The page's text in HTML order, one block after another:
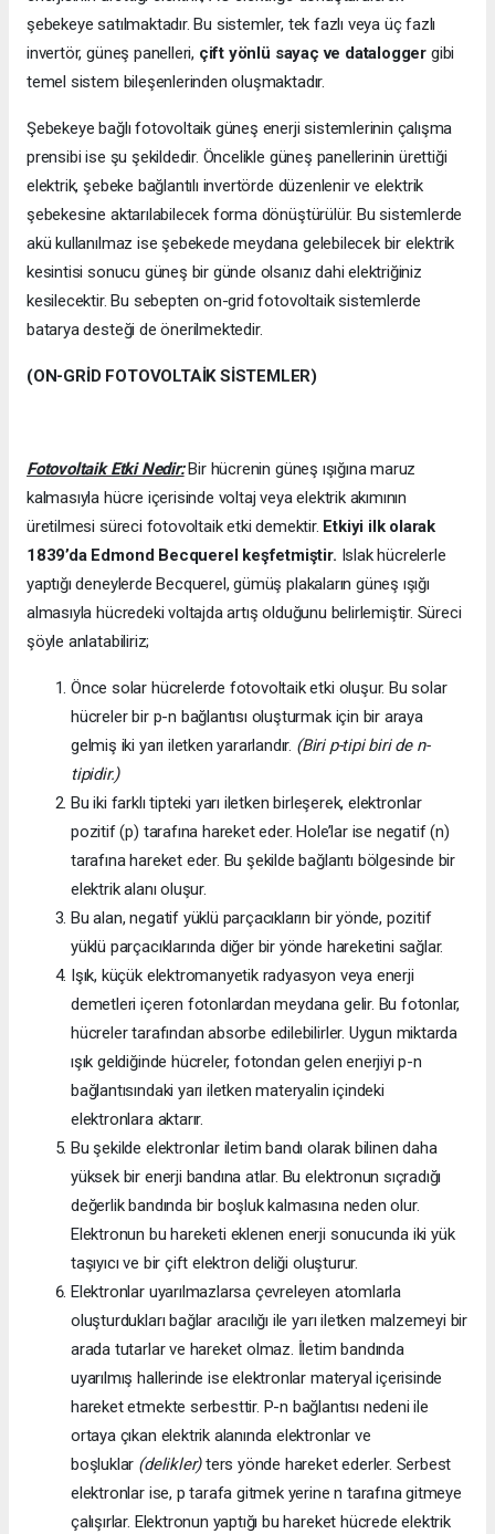
şebekeye satılmaktadır. Bu sistemler, tek fazlı veya üç fazlı
invertör, güneş panelleri, çift yönlü sayaç ve datalogger gibi
temel sistem bileşenlerinden oluşmaktadır.
Şebekeye bağlı fotovoltaik güneş enerji sistemlerinin çalışma
prensibi ise şu şekildedir. Öncelikle güneş panellerinin ürettiği
elektrik, şebeke bağlantılı invertörde düzenlenir ve elektrik
şebekesine aktarılabilecek forma dönüştürülür. Bu sistemlerde
akü kullanılmaz ise şebekede meydana gelebilecek bir elektrik
kesintisi sonucu güneş bir günde olsanız dahi elektriğiniz
kesilecektir. Bu sebepten on-grid fotovoltaik sistemlerde
batarya desteği de önerilmektedir.
(ON-GRİD FOTOVOLTAİK SİSTEMLER)
Fotovoltaik Etki Nedir:Bir hücrenin güneş ışığına maruz
kalmasıyla hücre içerisinde voltaj veya elektrik akımının
üretilmesi süreci fotovoltaik etki demektir. Etkiyi ilk olarak
1839’da Edmond Becquerel keşfetmiştir. Islak hücrelerle
yaptığı deneylerde Becquerel, gümüş plakaların güneş ışığı
almasıyla hücredeki voltajda artış olduğunu belirlemiştir. Süreci
şöyle anlatabiliriz;
Önce solar hücrelerde fotovoltaik etki oluşur. Bu solar
hücreler bir p-n bağlantısı oluşturmak için bir araya
gelmiş iki yarı iletken yararlandır. (Biri p-tipi biri de n-
tipidir.)
Bu iki farklı tipteki yarı iletken birleşerek, elektronlar
pozitif (p) tarafına hareket eder. Hole’lar ise negatif (n)
tarafına hareket eder. Bu şekilde bağlantı bölgesinde bir
elektrik alanı oluşur.
Bu alan, negatif yüklü parçacıkların bir yönde, pozitif
yüklü parçacıklarında diğer bir yönde hareketini sağlar.
Işık, küçük elektromanyetik radyasyon veya enerji
demetleri içeren fotonlardan meydana gelir. Bu fotonlar,
hücreler tarafından absorbe edilebilirler. Uygun miktarda
ışık geldiğinde hücreler, fotondan gelen enerjiyi p-n
bağlantısındaki yarı iletken materyalin içindeki
elektronlara aktarır.
Bu şekilde elektronlar iletim bandı olarak bilinen daha
yüksek bir enerji bandına atlar. Bu elektronun sıçradığı
değerlik bandında bir boşluk kalmasına neden olur.
Elektronun bu hareketi eklenen enerji sonucunda iki yük
taşıyıcı ve bir çift elektron deliği oluşturur.
Elektronlar uyarılmazlarsa çevreleyen atomlarla
oluşturdukları bağlar aracılığı ile yarı iletken malzemeyi bir
arada tutarlar ve hareket olmaz. İletim bandında
uyarılmış hallerinde ise elektronlar materyal içerisinde
hareket etmekte serbesttir. P-n bağlantısı nedeni ile
ortaya çıkan elektrik alanında elektronlar ve
boşluklar (delikler)ters yönde hareket ederler. Serbest
elektronlar ise, p tarafa gitmek yerine n tarafına gitmeye
çalışırlar. Elektronun yaptığı bu hareket hücrede elektrik